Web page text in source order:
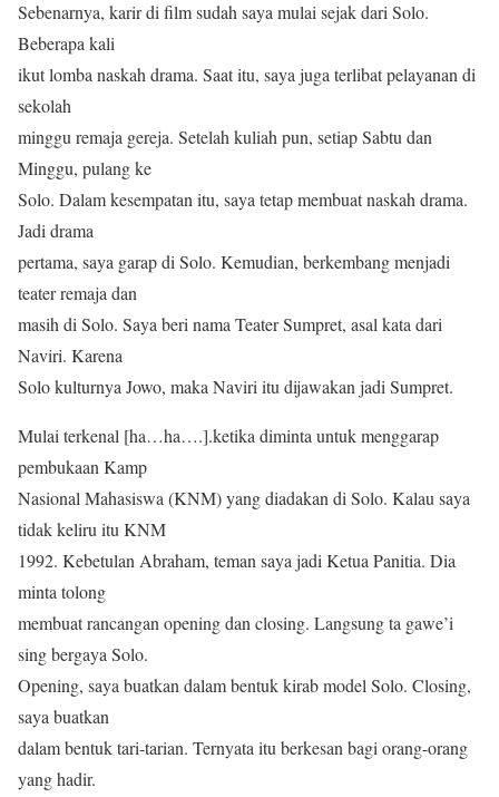
Sebenarnya, karir di film sudah saya mulai sejak dari Solo.
Beberapa kali
ikut lomba naskah drama. Saat itu, saya juga terlibat pelayanan di
sekolah
minggu remaja gereja. Setelah kuliah pun, setiap Sabtu dan
Minggu, pulang ke
Solo. Dalam kesempatan itu, saya tetap membuat naskah drama.
Jadi drama
pertama, saya garap di Solo. Kemudian, berkembang menjadi
teater remaja dan
masih di Solo. Saya beri nama Teater Sumpret, asal kata dari
Naviri. Karena
Solo kulturnya Jowo, maka Naviri itu dijawakan jadi Sumpret.
Mulai terkenal [ha…ha….].ketika diminta untuk menggarap
pembukaan Kamp
Nasional Mahasiswa (KNM) yang diadakan di Solo. Kalau saya
tidak keliru itu KNM
1992. Kebetulan Abraham, teman saya jadi Ketua Panitia. Dia
minta tolong
membuat rancangan opening dan closing. Langsung ta gawe’i
sing bergaya Solo.
Opening, saya buatkan dalam bentuk kirab model Solo. Closing,
saya buatkan
dalam bentuk tari-tarian. Ternyata itu berkesan bagi orang-orang
yang hadir.